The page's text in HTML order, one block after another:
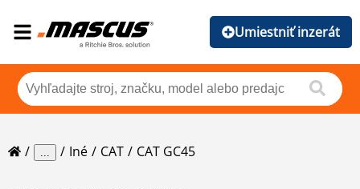
Umiestniť inzerát
... Iné CAT CAT GC45